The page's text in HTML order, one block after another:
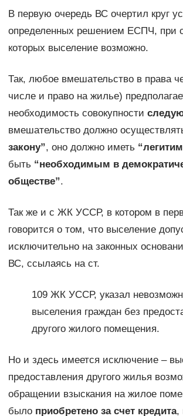
В первую очередь ВС очертил круг
определенных решением ЕСПЧ, при
которых выселение возможно.
Так, любое вмешательство в права
числе и право на жилье)
необходимость совокупности
вмешательство должно
закону”, оно должно иметь
быть “необходимым в
обществе”.
Так же и с ЖК УССР, в котором в
говорится о том, что выселение
исключительно на законных
ВС, ссылаясь на ст.
109 ЖК УССР, указал
выселения граждан без
другого жилого помещения.
Но и здесь имеется исключение –
предоставления другого жилья
обращении взыскания на жилое
было приобретено за счет кредита,